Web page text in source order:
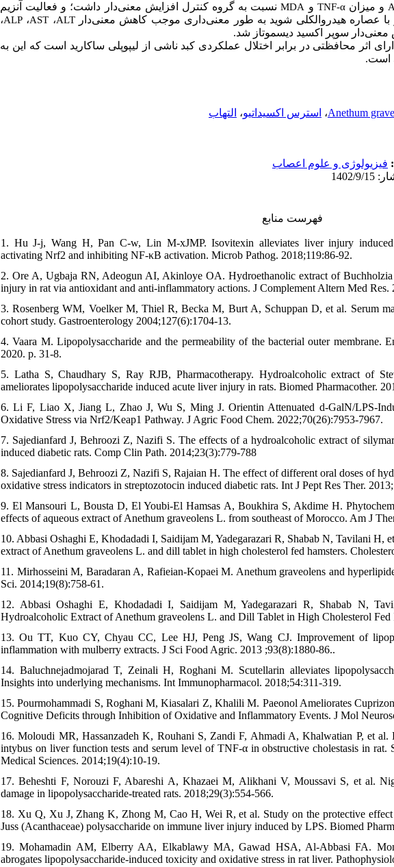
و میزانTNF-α و MDAنسبت به گروه کنترل افزایش معنی‌دار داشت؛ و فعالیت آنزیم
با عصاره هیدروالکلی شوید به طور معنی‌داری موجب کاهش معنی‌دارALT، AST، ALP،
معنی‌دار سوپر اکسید دیسموتاز شد.
اثر محافظتی در برابر اختلال عملکردی کبد ناشی از لیپوپلی ساکارید است که این به
است.
Anethum، استرس اکسیداتیو، التهاب
فیزیولوژی و علوم اعصاب
فهرست منابع
1. Hu J-j, Wang H, Pan C-w, Lin M-xJMP. Isovitexin alleviates liver injury induced
activating Nrf2 and inhibiting NF-κB activation. Microb Pathog. 2018;119:86-92.
2. Ore A, Ugbaja RN, Adeogun AI, Akinloye OA. Hydroethanolic extract of Buchholzia
injury in rat via antioxidant and anti-inflammatory actions. J Complement Altern Med Res.
3. Rosenberg WM, Voelker M, Thiel R, Becka M, Burt A, Schuppan D, et al. Serum
cohort study. Gastroenterology 2004;127(6):1704-13.
4. Vaara M. Lipopolysaccharide and the permeability of the bacterial outer membrane.
2020. p. 31-8.
5. Latha S, Chaudhary S, Ray RJB, Pharmacotherapy. Hydroalcoholic extract of
ameliorates lipopolysaccharide induced acute liver injury in rats. Biomed Pharmacother.
6. Li F, Liao X, Jiang L, Zhao J, Wu S, Ming J. Orientin Attenuated d-GalN/LPS-
Oxidative Stress via Nrf2/Keap1 Pathway. J Agric Food Chem. 2022;70(26):7953-7967.
7. Sajedianfard J, Behroozi Z, Nazifi S. The effects of a hydroalcoholic extract of
induced diabetic rats. Comp Clin Path. 2014;23(3):779-788
8. Sajedianfard J, Behroozi Z, Nazifi S, Rajaian H. The effect of different oral doses of
oxidative stress indicators in streptozotocin induced diabetic rats. Int J Pept Res Ther.
9. El Mansouri L, Bousta D, El Youbi-El Hamsas A, Boukhira S, Akdime H.
effects of aqueous extract of Anethum graveolens L. from southeast of Morocco. Am J
10. Abbasi Oshaghi E, Khodadadi I, Saidijam M, Yadegarazari R, Shabab N, Tavilani H,
extract of Anethum graveolens L. and dill tablet in high cholesterol fed hamsters.
11. Mirhosseini M, Baradaran A, Rafieian-Kopaei M. Anethum graveolens and
Sci. 2014;19(8):758-61.
12. Abbasi Oshaghi E, Khodadadi I, Saidijam M, Yadegarazari R, Shabab N,
Hydroalcoholic Extract of Anethum graveolens L. and Dill Tablet in High Cholesterol Fed
13. Ou TT, Kuo CY, Chyau CC, Lee HJ, Peng JS, Wang CJ. Improvement of
inflammation with mulberry extracts. J Sci Food Agric. 2013 ;93(8):1880-86..
14. Baluchnejadmojarad T, Zeinali H, Roghani M. Scutellarin alleviates
Insights into underlying mechanisms. Int Immunopharmacol. 2018;54:311-319.
15. Pourmohammadi S, Roghani M, Kiasalari Z, Khalili M. Paeonol Ameliorates
Cognitive Deficits through Inhibition of Oxidative and Inflammatory Events. J Mol
16. Moloudi MR, Hassanzadeh K, Rouhani S, Zandi F, Ahmadi A, Khalwatian P, et
intybus on liver function tests and serum level of TNF-α in obstructive cholestasis in
Medical Sciences. 2014;19(4):10-19.
17. Beheshti F, Norouzi F, Abareshi A, Khazaei M, Alikhani V, Moussavi S, et al.
damage in lipopolysaccharide-treated rats. 2018;29(3):554-566.
18. Xu Q, Xu J, Zhang K, Zhong M, Cao H, Wei R, et al. Study on the protective
Juss (Acanthaceae) polysaccharide on immune liver injury induced by LPS. Biomed
19. Mohamadin AM, Elberry AA, Elkablawy MA, Gawad HSA, Al-Abbasi FA.
abrogates lipopolysaccharide-induced toxicity and oxidative stress in rat liver.